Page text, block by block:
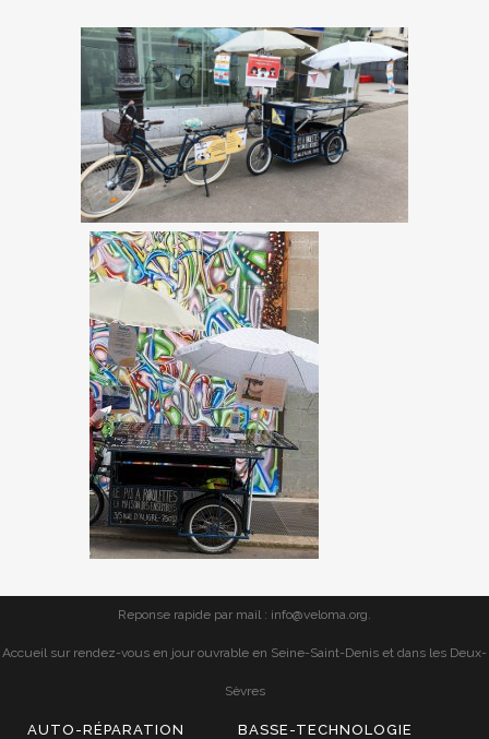
Reponse rapide par mail : info@veloma.org.
Accueil sur rendez-vous en jour ouvrable en Seine-Saint-Denis et dans les Deux-
Sèvres
AUTO-RÉPARATION BASSE-TECHNOLOGIE